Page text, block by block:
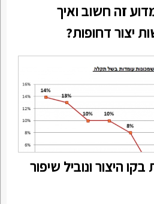
זה חשוב ואיך
יצור דחופות?
היצור ונוביל שיפור